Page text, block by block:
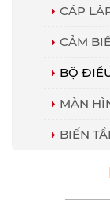
CÁP
CẢM
BỘ
MÀN
BIẾN